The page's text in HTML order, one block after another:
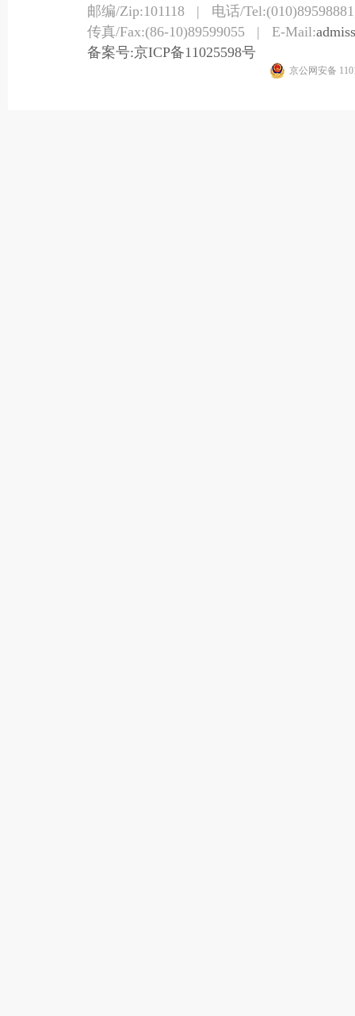
邮编/Zip:101118 | 电话/
传真/Fax:(86-10)89599055 | E-Mail:
备案号:京ICP备11025598号
京公网安备